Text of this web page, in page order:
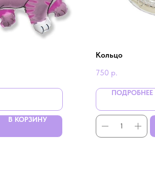
В КОРЗИНУ
Кольцо
750 р.
ПОДРОБНЕЕ